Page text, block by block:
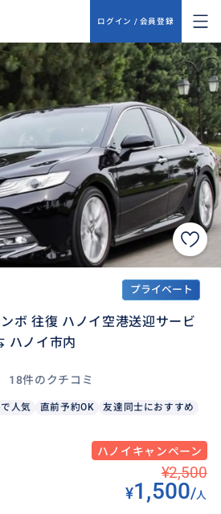
ログイン / 会員登録
プライベート
ボ 往復 ハノイ空港送迎サービ
ハノイ市内
18件のクチコミ
人気 直前予約OK
友達同士におすすめ
ハノイキャンペーン
¥2,500
¥1,500/人